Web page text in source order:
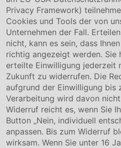
Service & Kontakt
Kontakt
Downloads
Zertifikate
Rechtliches
Impressum
AGB
Datenschutz
Cookie Einstellung
Privacy Framework)
Cookies und Tools der von
Unternehmen der Fall.
nicht, kann es sein, dass
richtig angezeigt werden. Sie
erteilte Einwilligung jederzeit
Zukunft zu widerrufen. Die
aufgrund der Einwilligung bis
Verarbeitung wird davon
Widerruf reicht es, wenn Sie
Button „Nein, individuell
anpassen. Bis zum Widerruf
wirksam. Wenn Sie unter 16